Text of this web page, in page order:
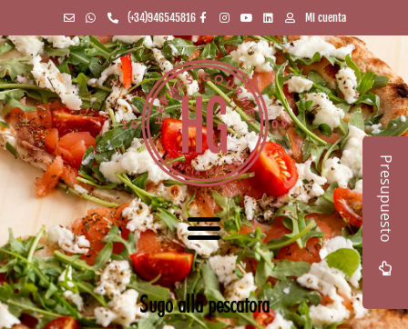
(+34)946545816 Mi cuenta
Sugo alla pescatora
Presupuesto